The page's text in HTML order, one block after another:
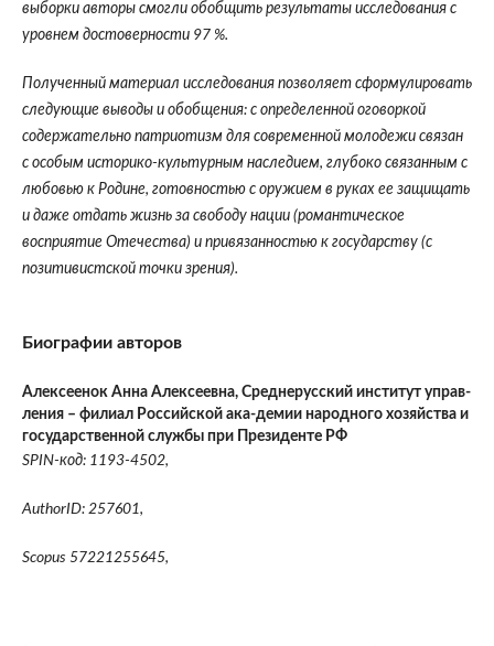
выборки авторы смогли обобщить результаты исследования с
уровнем достоверности 97 %.
Полученный материал исследования позволяет сформулировать
следующие выводы и обобщения: с определенной оговоркой
содержательно патриотизм для современной молодежи связан
с особым историко-культурным наследием, глубоко связанным с
любовью к Родине, готовностью с оружием в руках ее защищать
и даже отдать жизнь за свободу нации (романтическое
восприятие Отечества) и привязанностью к государству (с
позитивистской точки зрения).
Биографии авторов
Алексеенок Анна Алексеевна, Среднерусский институт управ-
ления – филиал Российской ака-демии народного хозяйства и
государственной службы при Президенте РФ
SPIN-код: 1193-4502,
AuthorID: 257601,
Scopus 57221255645,